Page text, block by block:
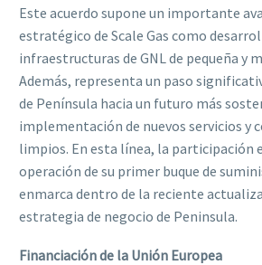
Este acuerdo supone un importante
estratégico de Scale Gas como
infraestructuras de GNL de pequeña y
Además, representa un paso
de Península hacia un futuro más
implementación de nuevos servicios y
limpios. En esta línea, la participación
operación de su primer buque de
enmarca dentro de la reciente
estrategia de negocio de Peninsula.
Financiación de la Unión Europea